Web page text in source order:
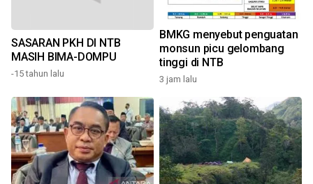
SASARAN PKH DI NTB
MASIH BIMA-DOMPU
-15 tahun lalu
BMKG menyebut penguatan
monsun picu gelombang
tinggi di NTB
3 jam lalu